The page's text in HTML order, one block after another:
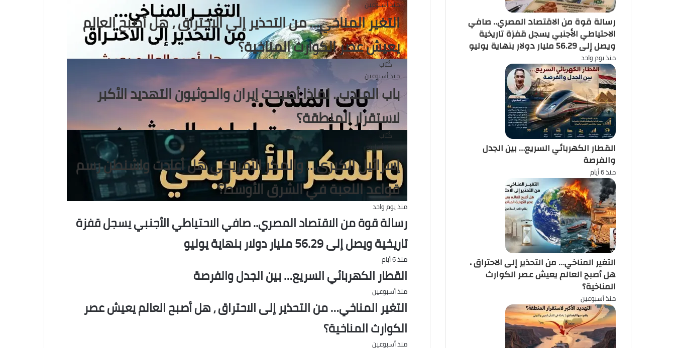
منذ أسبوعين
التغير المناخي… من التحذير إلى الاحتراق ، هل أصبح العالم
يعيش عصر الكوارث المناخية؟
كُتاب
منذ أسبوعين
باب المندب.. لماذا أصبحت إيران والحوثيون التهديد الأكبر
لاستقرار المنطقة؟
كُتاب
منذ 3 أسابيع
إسرائيل الكبرى… والمكر الأمريكي هل أعادت واشنطن رسم
قواعد اللعبة في الشرق الأوسط؟
منذ يوم واحد
رسالة قوة من الاقتصاد المصري.. صافي الاحتياطي الأجنبي يسجل قفزة
تاريخية ويصل إلى 56.29 مليار دولار بنهاية يوليو
منذ 6 أيام
القطار الكهربائي السريع… بين الجدل والفرصة
منذ أسبوعين
التغير المناخي… من التحذير إلى الاحتراق ، هل أصبح العالم يعيش عصر
الكوارث المناخية؟
منذ أسبوعين
رسالة قوة من الاقتصاد المصري.. صافي
الاحتياطي الأجنبي يسجل قفزة تاريخية
ويصل إلى 56.29 مليار دولار بنهاية يوليو
منذ يوم واحد
القطار الكهربائي السريع… بين الجدل
والفرصة
منذ 6 أيام
التغير المناخي… من التحذير إلى الاحتراق ،
هل أصبح العالم يعيش عصر الكوارث
المناخية؟
منذ أسبوعين